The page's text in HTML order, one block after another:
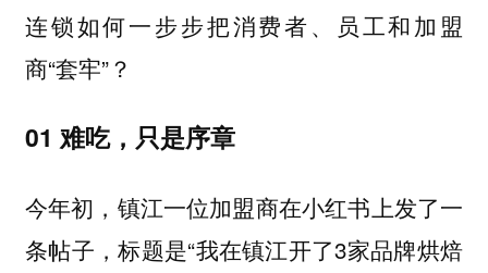
连锁如何一步步把消费者、员工和加盟
商“套牢”？
01 难吃，只是序章
今年初，镇江一位加盟商在小红书上发了一
条帖子，标题是“我在镇江开了3家品牌烘焙